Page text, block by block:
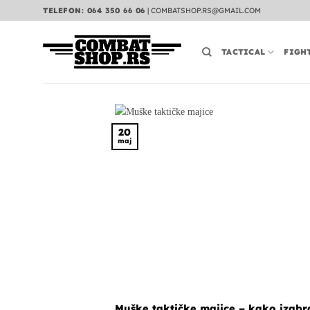
na
TELEFON: 064 350 66 06 | COMBATSHOP.RS@GMAIL.COM
TACTICAL
20
maj